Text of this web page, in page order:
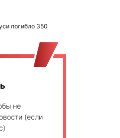
погибло 350
не
(если